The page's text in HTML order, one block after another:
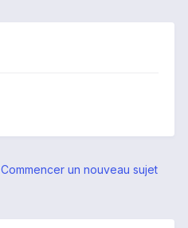
Commencer un nouveau sujet